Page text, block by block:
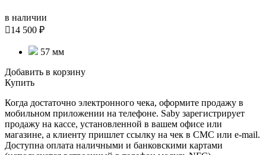
в наличии
14 500 ₽
57 мм
Добавить в корзину
Купить
Когда достаточно электронного чека, оформите продажу в
мобильном приложении на телефоне. Saby зарегистрирует
продажу на кассе, установленной в вашем офисе или
магазине, а клиенту пришлет ссылку на чек в СМС или e-mail.
Доступна оплата наличными и банковскими картами